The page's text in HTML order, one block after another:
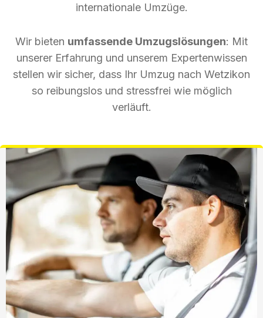
internationale Umzüge.
Wir bieten umfassende Umzugslösungen: Mit
unserer Erfahrung und unserem Expertenwissen
stellen wir sicher, dass Ihr Umzug nach Wetzikon
so reibungslos und stressfrei wie möglich
verläuft.